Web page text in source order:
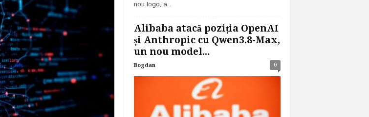
nou logo, a...
Alibaba atacă poziția OpenAI
și Anthropic cu Qwen3.8-Max,
un nou model...
Bogdan 0